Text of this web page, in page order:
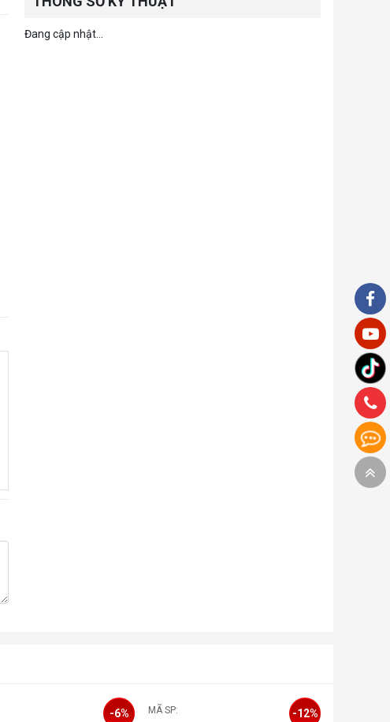
Đang cập nhật...
-6% MÃ SP: -12%